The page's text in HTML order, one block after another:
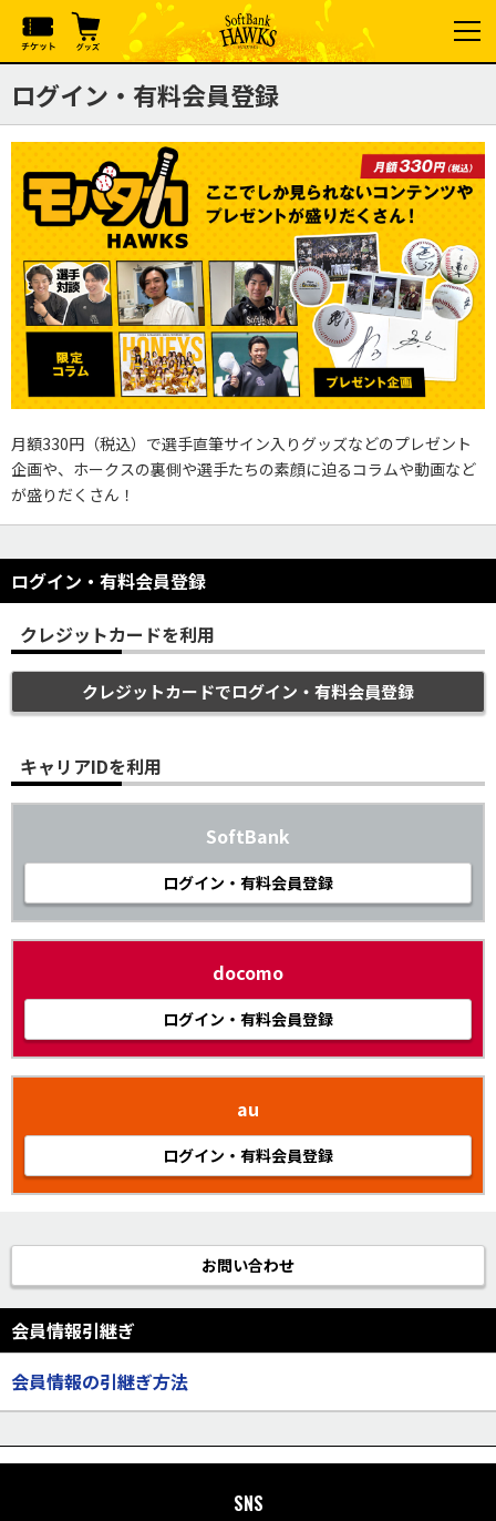
ログイン・有料会員登録
月額330円（税込）で選手直筆サイン入りグッズなどのプレゼント
企画や、ホークスの裏側や選手たちの素顔に迫るコラムや動画など
が盛りだくさん！
ログイン・有料会員登録
クレジットカードを利用
クレジットカードでログイン・有料会員登録
キャリアIDを利用
SoftBank
ログイン・有料会員登録
docomo
ログイン・有料会員登録
au
ログイン・有料会員登録
お問い合わせ
会員情報引継ぎ
会員情報の引継ぎ方法
SNS